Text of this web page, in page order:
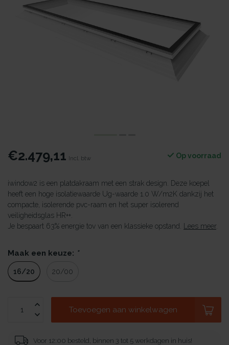
€2.479,11 Incl. btw Op voorraad
iwindow2 is een platdakraam met een strak design. Deze koepel
heeft een hoge isolatiewaarde Ug-waarde 1.0 W/m2K dankzij het
compacte, isolerende pvc-raam en het super isolerend
veiligheidsglas HR++.
Je bespaart 63% energie tov van een klassieke opstand.
Lees meer.
Maak een keuze: *
16/20 20/00
Toevoegen aan winkelwagen
Voor 12:00 besteld, binnen 3 tot 5 werkdagen in huis!